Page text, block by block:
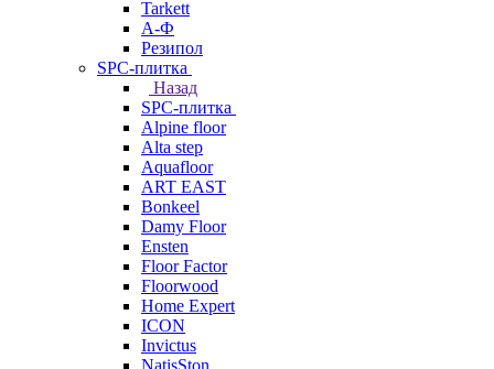
Tarkett
А-Ф
Резипол
SPC-плитка
Назад
SPC-плитка
Alpine floor
Alta step
Aquafloor
ART EAST
Bonkeel
Damy Floor
Ensten
Floor Factor
Floorwood
Home Expert
ICON
Invictus
NatisSton